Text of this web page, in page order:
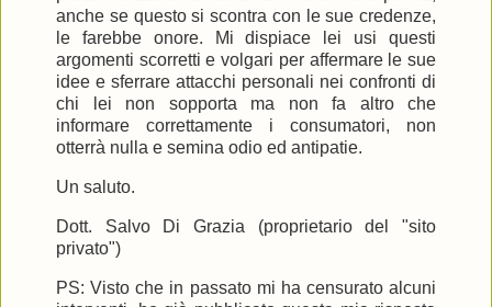
anche se questo si scontra con le sue credenze,
le farebbe onore. Mi dispiace lei usi questi
argomenti scorretti e volgari per affermare le sue
idee e sferrare attacchi personali nei confronti di
chi lei non sopporta ma non fa altro che
informare correttamente i consumatori, non
otterrà nulla e semina odio ed antipatie.
Un saluto.
Dott. Salvo Di Grazia (proprietario del "sito
privato")
PS: Visto che in passato mi ha censurato alcuni